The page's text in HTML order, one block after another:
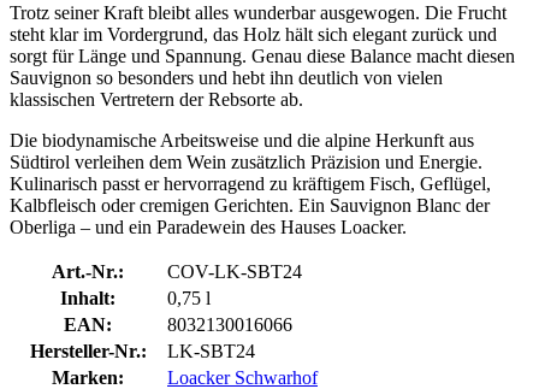
Trotz seiner Kraft bleibt alles wunderbar ausgewogen. Die Frucht
steht klar im Vordergrund, das Holz hält sich elegant zurück und
sorgt für Länge und Spannung. Genau diese Balance macht diesen
Sauvignon so besonders und hebt ihn deutlich von vielen
klassischen Vertretern der Rebsorte ab.
Die biodynamische Arbeitsweise und die alpine Herkunft aus
Südtirol verleihen dem Wein zusätzlich Präzision und Energie.
Kulinarisch passt er hervorragend zu kräftigem Fisch, Geflügel,
Kalbfleisch oder cremigen Gerichten. Ein Sauvignon Blanc der
Oberliga – und ein Paradewein des Hauses Loacker.
Art.-Nr.:
COV-LK-SBT24
Inhalt:
0,75 l
EAN:
8032130016066
Hersteller-Nr.:
LK-SBT24
Marken:
Loacker Schwarhof